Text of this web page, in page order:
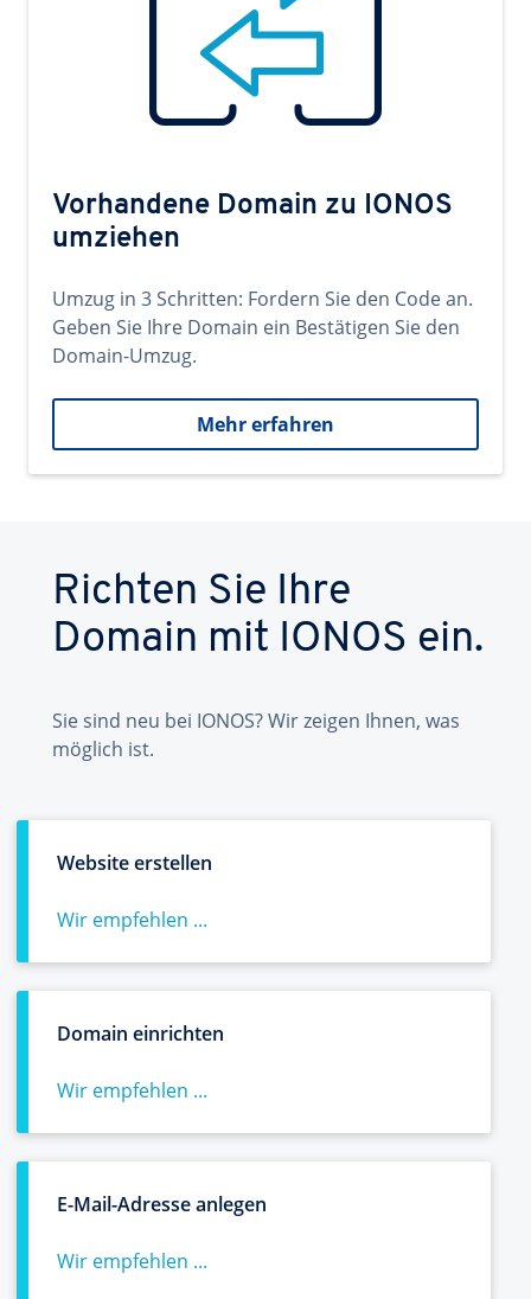
Vorhandene Domain zu IONOS
umziehen
Umzug in 3 Schritten: Fordern Sie den Code an.
Geben Sie Ihre Domain ein Bestätigen Sie den
Domain-Umzug.
Mehr erfahren
Richten Sie Ihre
Domain mit IONOS ein.
Sie sind neu bei IONOS? Wir zeigen Ihnen, was
möglich ist.
Website erstellen
Wir empfehlen ...
Domain einrichten
Wir empfehlen ...
E-Mail-Adresse anlegen
Wir empfehlen ...